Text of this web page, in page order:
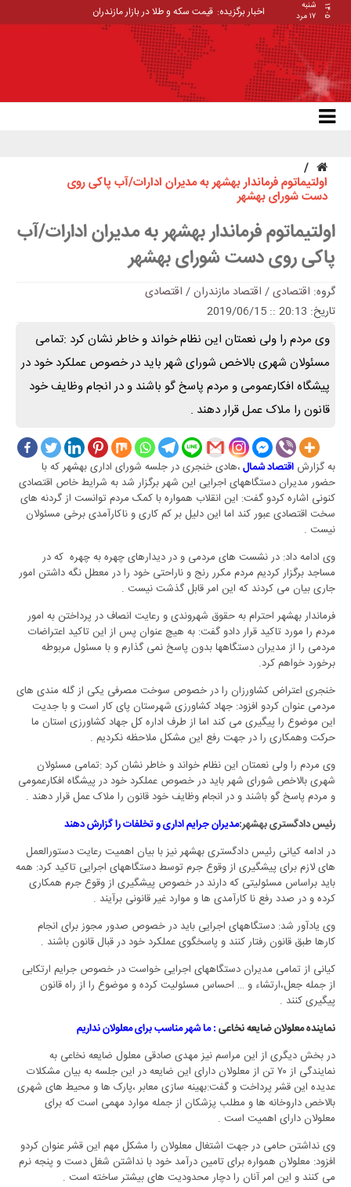
۱۴۰۵
شنبه
۱۷ مرد
اخبار برگزیده: قیمت سکه و طلا در بازار مازندران
اولتیماتوم فرماندار بهشهر به مدیران ادارات/آب پاکی روی
دست شورای بهشهر
اولتیماتوم فرماندار بهشهر به مدیران ادارات/آب
پاکی روی دست شورای بهشهر
گروه: اقتصادی / اقتصاد مازندران/ اقتصادی
تاریخ: 20:13 :: 2019/06/15
وی مردم را ولی نعمتان این نظام خواند و خاطر نشان کرد :تمامی
مسئولان شهری بالاخص شورای شهر باید در خصوص عملکرد خود در
پیشگاه افکارعمومی و مردم پاسخ گو باشند و در انجام وظایف خود
قانون را ملاک عمل قرار دهند .
به گزارش اقتصاد شمال ،هادی خنجری در جلسه شورای اداری بهشهر که با
حضور مدیران دستگاههای اجرایی این شهر برگزار شد به شرایط خاص اقتصادی
کنونی اشاره کردو گفت: این انقلاب همواره با کمک مردم توانست از گردنه های
سخت اقتصادی عبور کند اما این دلیل بر کم کاری و ناکارآمدی برخی مسئولان
نیست .
وی ادامه داد: در نشست های مردمی و در دیدارهای چهره به چهره که در
مساجد برگزار کردیم مردم مکرر رنج و ناراحتی خود را در معطل نگه داشتن امور
جاری بیان می کردند که این امر قابل گذشت نیست .
فرماندار بهشهر احترام به حقوق شهروندی و رعایت انصاف در پرداختن به امور
مردم را مورد تاکید قرار دادو گفت: به هیچ عنوان پس از این تاکید اعتراضات
مردمی را از مدیران دستگاهها بدون پاسخ نمی گذارم و با مسئول مربوطه
برخورد خواهم کرد.
خنجری اعتراض کشاورزان را در خصوص سوخت مصرفی یکی از گله مندی های
مردمی عنوان کردو افزود: جهاد کشاورزی شهرستان پای کار است و با جدیت
این موضوع را پیگیری می کند اما از طرف اداره کل جهاد کشاورزی استان ما
حرکت وهمکاری را در جهت رفع این مشکل ملاحظه نکردیم .
وی مردم را ولی نعمتان این نظام خواند و خاطر نشان کرد :تمامی مسئولان
شهری بالاخص شورای شهر باید در خصوص عملکرد خود در پیشگاه افکارعمومی
و مردم پاسخ گو باشند و در انجام وظایف خود قانون را ملاک عمل قرار دهند .
رئیس دادگستری بهشهر:مدیران جرایم اداری و تخلفات را گزارش دهند
در ادامه کیانی رئیس دادگستری بهشهر نیز با بیان اهمیت رعایت دستورالعمل
های لازم برای پیشگیری از وقوع جرم توسط دستگاههای اجرایی تاکید کرد: همه
باید براساس مسئولیتی که دارند در خصوص پیشگیری از وقوع جرم همکاری
کرده و در صدد رفع نا کارآمدی ها و موارد غیر قانونی برآیند .
وی یادآور شد: دستگاههای اجرایی باید در خصوص صدور مجوز برای انجام
کارها طبق قانون رفتار کنند و پاسخگوی عملکرد خود در قبال قانون باشند .
کیانی از تمامی مدیران دستگاههای اجرایی خواست در خصوص جرایم ارتکابی
از جمله جعل،ارتشاء و … احساس مسئولیت کرده و موضوع را از راه قانون
پیگیری کنند .
نماینده معلولان ضایعه نخاعی : ما شهر مناسب برای معلولان نداریم
در بخش دیگری از این مراسم نیز مهدی صادقی معلول ضایعه نخاعی به
نمایندگی از ۷۰ تن از معلولان دارای این ضایعه در این جلسه به بیان مشکلات
عدیده این قشر پرداخت و گفت:بهینه سازی معابر ،پارک ها و محیط های شهری
بالاخص داروخانه ها و مطلب پزشکان از جمله موارد مهمی است که برای
معلولان دارای اهمیت است .
وی نداشتن حامی در جهت اشتغال معلولان را مشکل مهم این قشر عنوان کردو
افزود: معلولان همواره برای تامین درآمد خود با نداشتن شغل دست و پنجه نرم
می کنند و این امر آنان را دچار محدودیت های بیشتر ساخته است .